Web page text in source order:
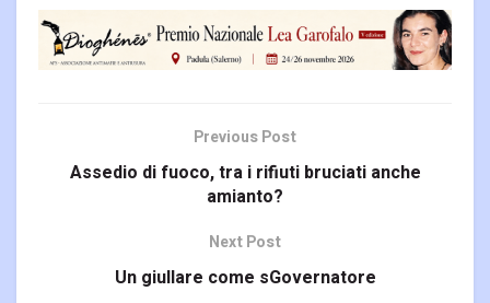
Previous Post
Assedio di fuoco, tra i rifiuti bruciati anche
amianto?
Next Post
Un giullare come sGovernatore